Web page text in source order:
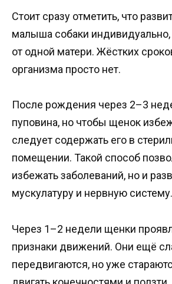
Стоит сразу отметить, что
малыша собаки
от одной матери. Жёстких
организма просто нет.
После рождения через 2–3
пуповина, но чтобы щенок
следует содержать его в
помещении. Такой способ
избежать заболеваний, но и
мускулатуру и нервную систему.
Через 1–2 недели щенки
признаки движений. Они ещё
передвигаются, но уже